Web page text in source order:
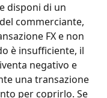
disponi di un
commerciante,
FX e non
è insufficiente, il
negativo e
una transazione
per coprirlo. Se